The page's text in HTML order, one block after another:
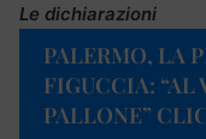
Le dichiarazioni
PALERMO, LA
FIGUCCIA: “AL
PALLONE”